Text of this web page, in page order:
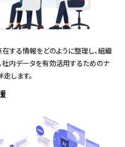
する情報をどのように整理し、組織
社内データを有効活用するためのナ
します。